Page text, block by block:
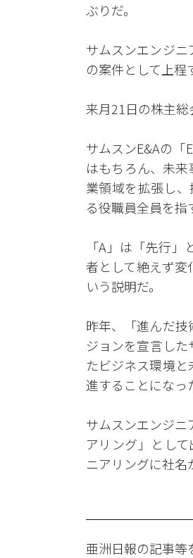
ぶりだ。
サムスンエンジ
の案件として上程
来月21日の株主総
サムスンE&Aの「
はもちろん、未
業領域を拡張し
る役職員全員を指
「A」は「先行
者として絶えず変
いう説明だ。
昨年、「進んだ
ジョンを宣言し
たビジネス環境
進することになっ
サムスンエンジ
アリング」とし
ニアリングに社名
亜洲日報の記事等